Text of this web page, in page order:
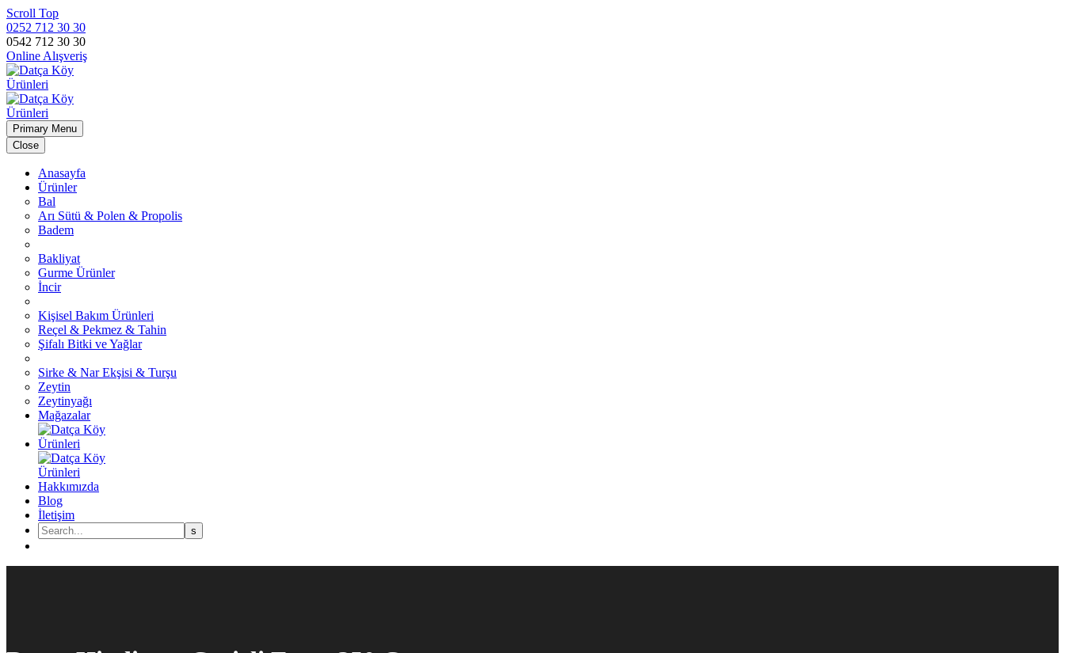
Scroll Top
0252 712 30 30
0542 712 30 30
Online Alışveriş
Primary Menu
Close
Anasayfa
Ürünler
Bal
Arı Sütü & Polen & Propolis
Badem
Bakliyat
Gurme Ürünler
İncir
Kişisel Bakım Ürünleri
Reçel & Pekmez & Tahin
Şifalı Bitki ve Yağlar
Sirke & Nar Ekşisi & Turşu
Zeytin
Zeytinyağı
Mağazalar
Hakkımızda
Blog
İletişim